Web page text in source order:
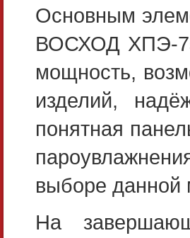
Основным
ВОСХОД ХПЭ-
мощность,
изделий,
понятная
выборе данной
На